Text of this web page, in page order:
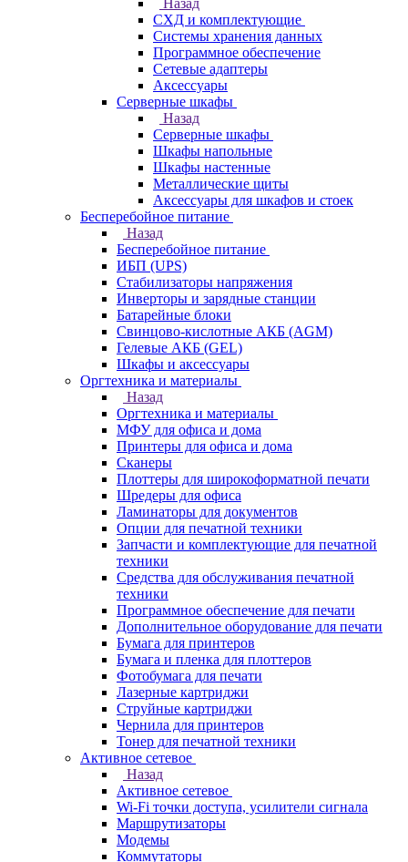
Назад
СХД и комплектующие
Системы хранения данных
Программное обеспечение
Сетевые адаптеры
Аксессуары
Серверные шкафы
Назад
Серверные шкафы
Шкафы напольные
Шкафы настенные
Металлические щиты
Аксессуары для шкафов и стоек
Бесперебойное питание
Назад
Бесперебойное питание
ИБП (UPS)
Стабилизаторы напряжения
Инверторы и зарядные станции
Батарейные блоки
Свинцово-кислотные АКБ (AGM)
Гелевые АКБ (GEL)
Шкафы и аксессуары
Оргтехника и материалы
Назад
Оргтехника и материалы
МФУ для офиса и дома
Принтеры для офиса и дома
Сканеры
Плоттеры для широкоформатной печати
Шредеры для офиса
Ламинаторы для документов
Опции для печатной техники
Запчасти и комплектующие для печатной
техники
Средства для обслуживания печатной
техники
Программное обеспечение для печати
Дополнительное оборудование для печати
Бумага для принтеров
Бумага и пленка для плоттеров
Фотобумага для печати
Лазерные картриджи
Струйные картриджи
Чернила для принтеров
Тонер для печатной техники
Активное сетевое
Назад
Активное сетевое
Wi-Fi точки доступа, усилители сигнала
Маршрутизаторы
Модемы
Коммутаторы